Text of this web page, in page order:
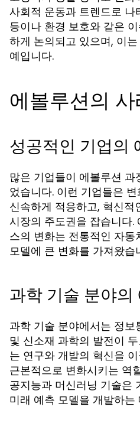
사회적 운동과 트렌드로 나
등이나 환경 보호와 같은
하게 논의되고 있으며, 이
예입니다.
에볼루션의
성공적인 기업의
많은 기업들이 에볼루션
었습니다. 이런 기업들은
신속하게 적응하고, 혁신적
시장의 주도권을 잡습니다.
스의 변화는 전통적인 자
모델에 큰 변화를 가져왔습
과학 기술 분야의
과학 기술 분야에서는 정
및 신소재 과학의 발전이
는 연구와 개발의 혁신을
근본적으로 변화시키는 역
공지능과 머신러닝 기술은
미래 예측 모델을 개발하는